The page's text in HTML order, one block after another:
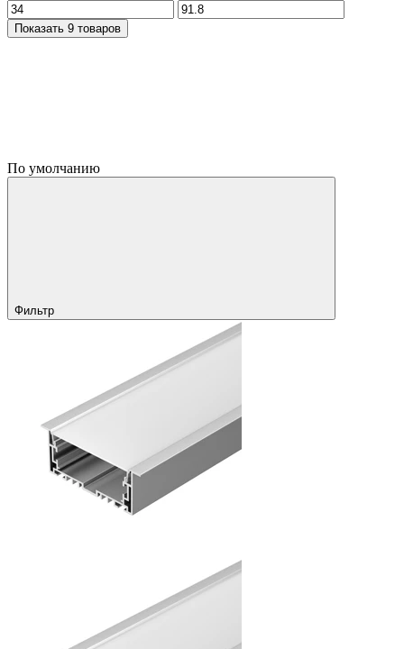
Показать 9 товаров
По умолчанию
Фильтр